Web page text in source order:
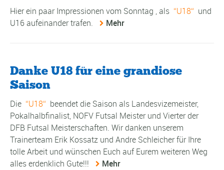
Hier ein paar Impressionen vom Sonntag , als U18
und
U16 aufeinander trafen.
Mehr
Danke U18 für eine grandiose
Saison
Die U18
beendet die Saison als Landesvizemeister,
Pokalhalbfinalist, NOFV Futsal Meister und Vierter der
DFB Futsal Meisterschaften. Wir danken unserem
Trainerteam Erik Kossatz und Andre Schleicher für Ihre
tolle Arbeit und wünschen Euch auf Eurem weiteren Weg
alles erdenklich Gute!!!
Mehr